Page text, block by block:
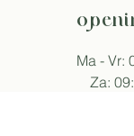
Ma - Vr:
Za: